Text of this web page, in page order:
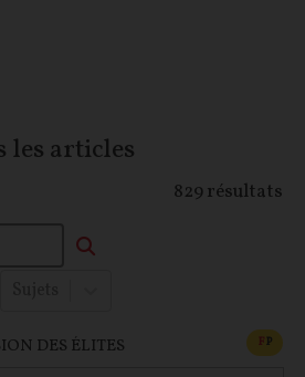
les articles
829 résultats
DES ÉLITES FP